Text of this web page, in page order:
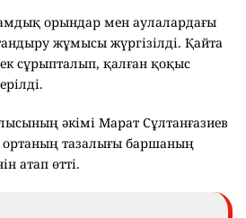
орындар мен аулалардағы
жұмысы жүргізілді. Қайта
сұрыпталып, қалған қоқыс
әкімі Марат Сұлтанғазиев
тазалығы баршаның
атап өтті.